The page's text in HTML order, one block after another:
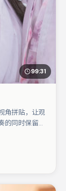
99:31
角拼贴，让观
的同时保留人
/悬疑调剂
入片单。